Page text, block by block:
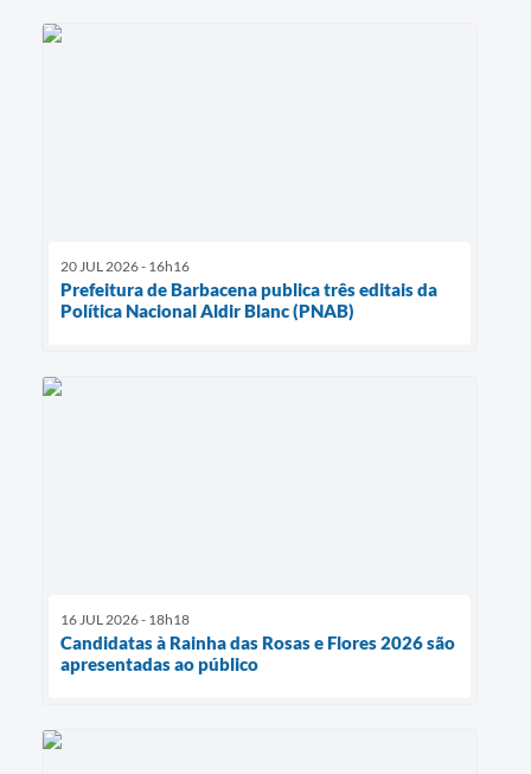
20 JUL 2026 - 16h16
Prefeitura de Barbacena publica três editais da
Política Nacional Aldir Blanc (PNAB)
16 JUL 2026 - 18h18
Candidatas à Rainha das Rosas e Flores 2026 são
apresentadas ao público